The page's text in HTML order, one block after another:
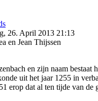
26. April 2013 21:13
en Jean Thijssen
en zijn naam bestaat
uit het jaar 1255 in
erop dat al ten tijde van